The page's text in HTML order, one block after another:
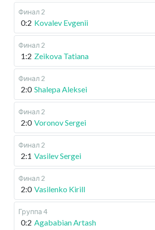
Финал 2
0:2 Kovalev Evgenii
Финал 2
1:2 Zeikova Tatiana
Финал 2
2:0 Shalepa Aleksei
Финал 2
2:0 Voronov Sergei
Финал 2
2:1 Vasilev Sergei
Финал 2
2:0 Vasilenko Kirill
Группа 4
0:2 Agababian Artash